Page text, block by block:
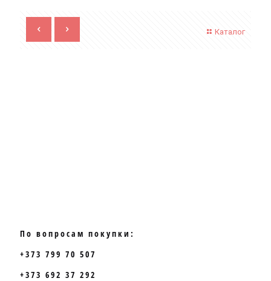
Каталог
По вопросам покупки:
+373 799 70 507
+373 692 37 292